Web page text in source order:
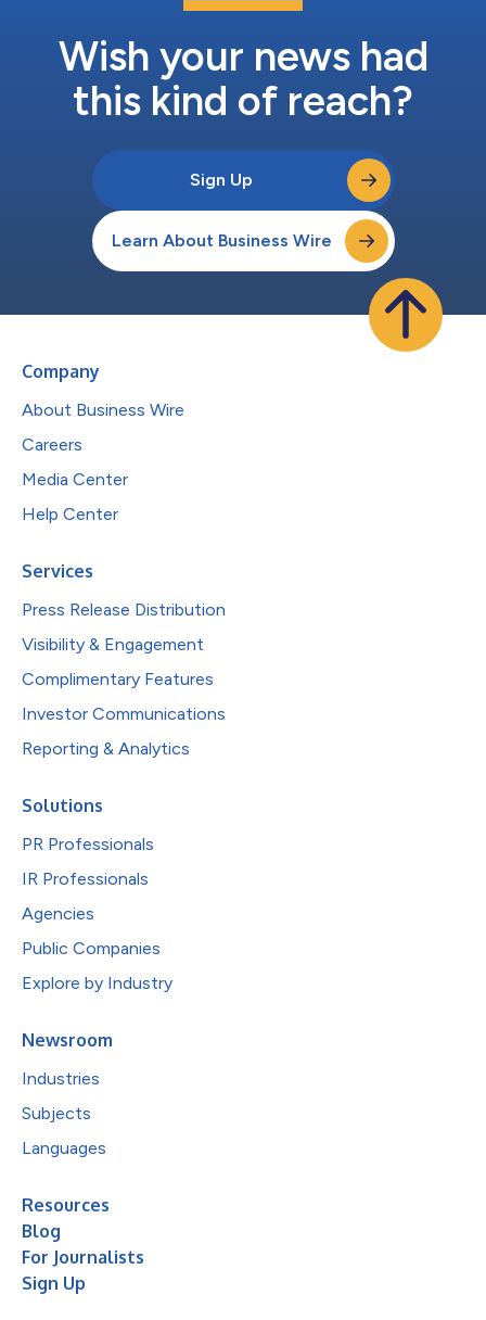
Wish your news had
this kind of reach?
Sign Up
Learn About Business Wire
Company
About Business Wire
Careers
Media Center
Help Center
Services
Press Release Distribution
Visibility & Engagement
Complimentary Features
Investor Communications
Reporting & Analytics
Solutions
PR Professionals
IR Professionals
Agencies
Public Companies
Explore by Industry
Newsroom
Industries
Subjects
Languages
Resources
Blog
For Journalists
Sign Up